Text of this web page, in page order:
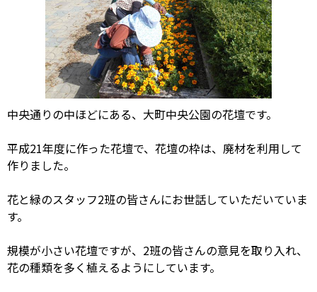
中央通りの中ほどにある、大町中央公園の花壇です。
平成21年度に作った花壇で、花壇の枠は、廃材を利用して
作りました。
花と緑のスタッフ2班の皆さんにお世話していただいていま
す。
規模が小さい花壇ですが、2班の皆さんの意見を取り入れ、
花の種類を多く植えるようにしています。